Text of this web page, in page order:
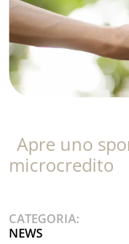
Apre uno
microcredito
CATEGORIA:
NEWS